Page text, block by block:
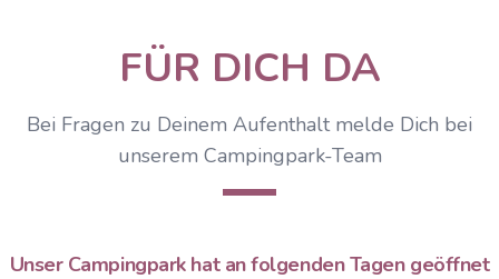
FÜR DICH DA
Bei Fragen zu Deinem Aufenthalt melde Dich bei
unserem Campingpark-Team
Unser Campingpark hat an folgenden Tagen geöffnet